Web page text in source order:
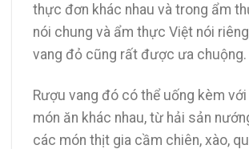
thực đơn khác nhau và trong ẩm
nói chung và ẩm thực Việt nói
vang đỏ cũng rất được ưa chuộng.
Rượu vang đó có thể uống kèm
món ăn khác nhau, từ hải sản
các món thịt gia cầm chiên, xào,